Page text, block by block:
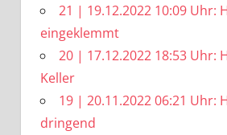
21 | 19.12.2022 10:09 Uhr:
eingeklemmt
20 | 17.12.2022 18:53 Uhr:
Keller
19 | 20.11.2022 06:21 Uhr:
dringend